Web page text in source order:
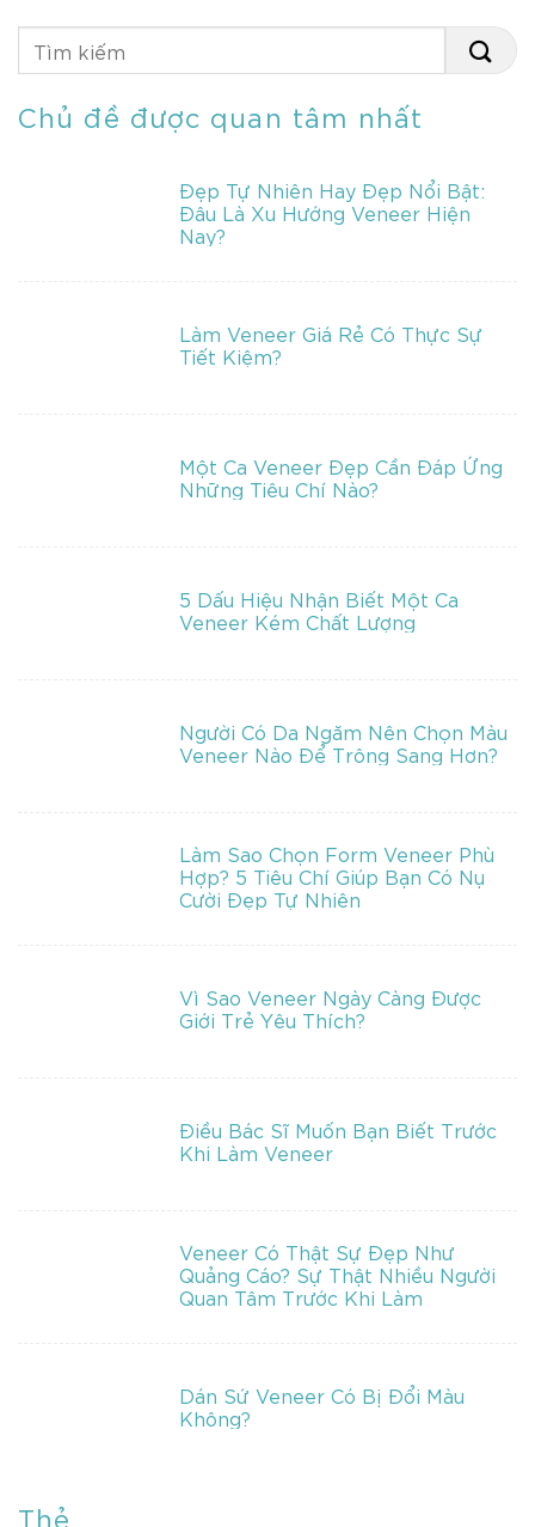
Chủ đề được quan tâm nhất
Đẹp Tự Nhiên Hay Đẹp Nổi Bật:
Đâu Là Xu Hướng Veneer Hiện
Nay?
Làm Veneer Giá Rẻ Có Thực Sự
Tiết Kiệm?
Một Ca Veneer Đẹp Cần Đáp Ứng
Những Tiêu Chí Nào?
5 Dấu Hiệu Nhận Biết Một Ca
Veneer Kém Chất Lượng
Người Có Da Ngăm Nên Chọn Màu
Veneer Nào Để Trông Sang Hơn?
Làm Sao Chọn Form Veneer Phù
Hợp? 5 Tiêu Chí Giúp Bạn Có Nụ
Cười Đẹp Tự Nhiên
Vì Sao Veneer Ngày Càng Được
Giới Trẻ Yêu Thích?
Điều Bác Sĩ Muốn Bạn Biết Trước
Khi Làm Veneer
Veneer Có Thật Sự Đẹp Như
Quảng Cáo? Sự Thật Nhiều Người
Quan Tâm Trước Khi Làm
Dán Sứ Veneer Có Bị Đổi Màu
Không?
Thẻ